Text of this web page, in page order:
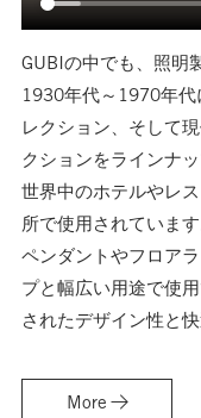
GUBIの中でも、照明
1930年代～1970年代
レクション、そして
クションをラインナッ
世界中のホテルやレ
所で使用されています
ペンダントやフロア
プと幅広い用途で使
されたデザイン性と
More